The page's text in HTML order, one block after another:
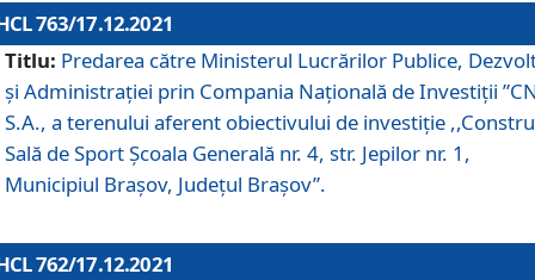
763/17.12.2021
Titlu: Predarea către Ministerul Lucrărilor Publice,
și Administrației prin Compania Naţională de Investiţii
S.A., a terenului aferent obiectivului de investiție
Sală de Sport Școala Generală nr. 4, str. Jepilor nr. 1,
Municipiul Brașov, Județul Brașov”.
762/17.12.2021